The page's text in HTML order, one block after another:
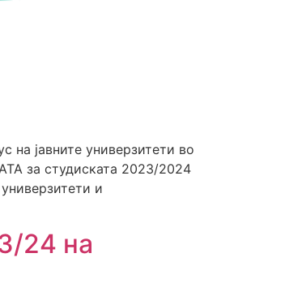
јавните универзитети во
за студиската 2023/2024
и
24 на